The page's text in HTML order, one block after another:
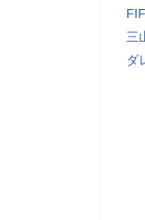
三
ダ